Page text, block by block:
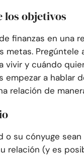
los objetivos
finanzas en una
metas. Pregúntele
vivir y cuándo
empezar a hablar
relación de
o su cónyuge sean
relación (y es